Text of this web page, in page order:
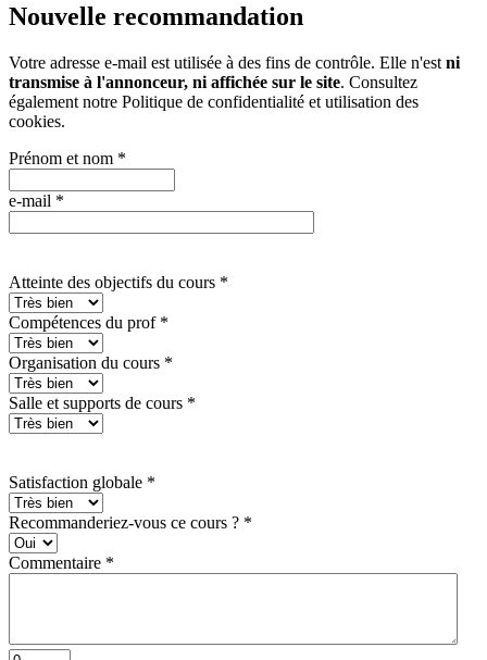
Nouvelle recommandation
Votre adresse e-mail est utilisée à des fins de contrôle. Elle n'est ni
transmise à l'annonceur, ni affichée sur le site. Consultez
également notre Politique de confidentialité et utilisation des
cookies.
Prénom et nom *
e-mail *
Atteinte des objectifs du cours *
Compétences du prof *
Organisation du cours *
Salle et supports de cours *
Satisfaction globale *
Recommanderiez-vous ce cours ? *
Commentaire *